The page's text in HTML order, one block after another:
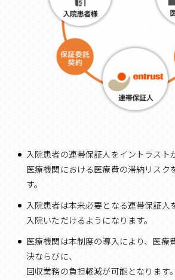
入院患者の連帯保証人をイントラスト
医療機関における医療費の滞納リスク
す。
入院患者は本来必要となる連帯保証人
入院いただけるようになります。
医療機関は本制度の導入により、医療
決ならびに、
回収業務の負担軽減が可能となります。